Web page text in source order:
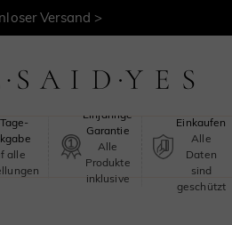
Versand >
alle
Einjährige
Garantie
Alle
Produkte
inklusive
Einkaufen
Alle
Daten
sind
geschützt